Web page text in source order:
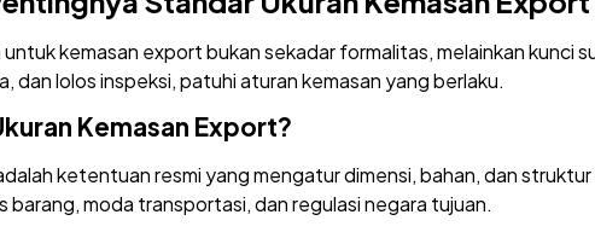
kemasan export bukan sekadar formalitas, melainkan kunci
dan lolos inspeksi, patuhi aturan kemasan yang berlaku.
Kemasan Export?
ketentuan resmi yang mengatur dimensi, bahan, dan
barang, moda transportasi, dan regulasi negara tujuan.